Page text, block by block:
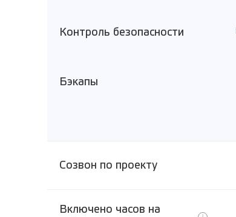
Контроль безопасности
Бэкапы
Созвон по проекту
Включено часов на